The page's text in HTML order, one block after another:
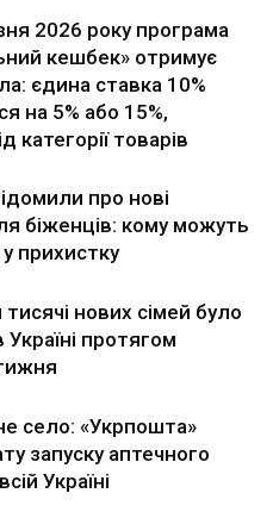
2026 року програма
кешбек» отримує
єдина ставка 10%
на 5% або 15%,
категорії товарів
про нові
біженців: кому можуть
прихистку
нових сімей було
протягом
село: «Укрпошта»
запуску аптечного
Україні